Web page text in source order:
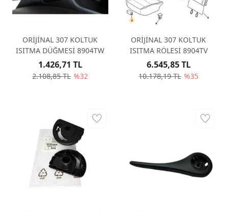
ORİJİNAL 307 KOLTUK
ISITMA DÜĞMESİ 8904TW
2.108,85 TL %32
1.426,71 TL
ORİJİNAL 307 KOLTUK
ISITMA RÖLESİ 8904TV
10.178,19 TL %35
6.545,85 TL